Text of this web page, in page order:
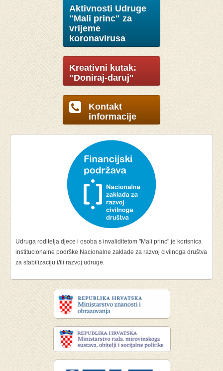
Aktivnosti Udruge
"Mali princ" za
vrijeme
koronavirusa
Kreativni kutak:
"Doniraj-daruj"
Kontakt
informacije
Udruga roditelja djece i osoba s invaliditetom "Mali princ" je korisnica
institucionalne podrške Nacionalne zaklade za razvoj civilnoga društva
za stabilizaciju i/ili razvoj udruge.